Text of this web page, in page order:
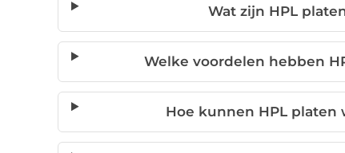
Wat zijn HPL
Welke voordelen hebben
Hoe kunnen HPL